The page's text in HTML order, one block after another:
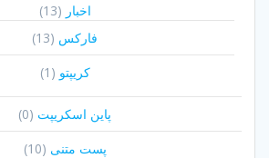
اخبار (13)
فارکس (13)
کریپتو (1)
پاین اسکریپت (0)
پست متنی (10)